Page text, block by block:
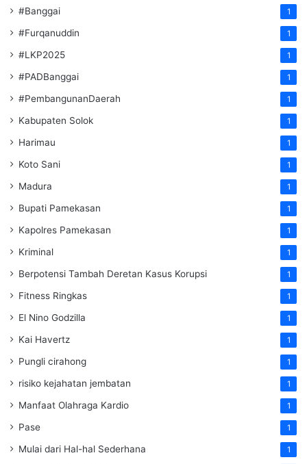
#Banggai 1
#Furqanuddin 1
#LKP2025 1
#PADBanggai 1
#PembangunanDaerah 1
Kabupaten Solok 1
Harimau 1
Koto Sani 1
Madura 1
Bupati Pamekasan 1
Kapolres Pamekasan 1
Kriminal 1
Berpotensi Tambah Deretan Kasus Korupsi 1
Fitness Ringkas 1
El Nino Godzilla 1
Kai Havertz 1
Pungli cirahong 1
risiko kejahatan jembatan 1
Manfaat Olahraga Kardio 1
Pase 1
Mulai dari Hal-hal Sederhana 1